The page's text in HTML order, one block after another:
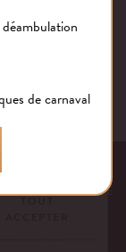
de carnaval
PARIS | FRANCE
rendre votre
TOUT